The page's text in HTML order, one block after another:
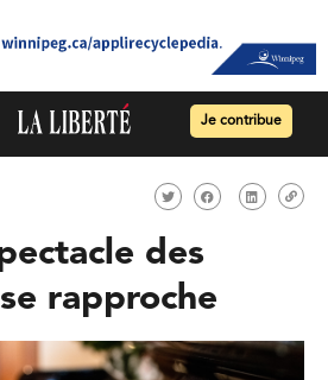
Je contribue
des
rapproche